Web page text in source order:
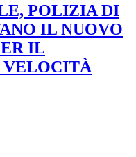
POLIZIA DI
IL NUOVO
IL